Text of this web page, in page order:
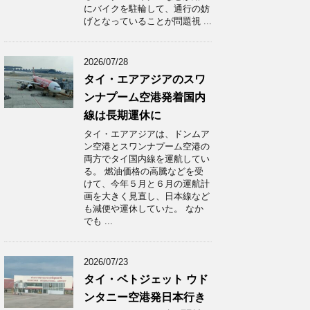
にバイクを駐輪して、通行の妨
げとなっていることが問題視 ...
2026/07/28
タイ・エアアジアのスワ
ンナプーム空港発着国内
線は長期運休に
タイ・エアアジアは、ドンムア
ン空港とスワンナプーム空港の
両方でタイ国内線を運航してい
る。 燃油価格の高騰などを受
けて、今年５月と６月の運航計
画を大きく見直し、日本線など
も減便や運休していた。 なか
でも ...
2026/07/23
タイ・ベトジェット ウド
ンタニー空港発日本行き